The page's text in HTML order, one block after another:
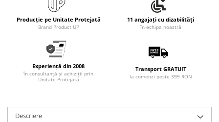
Curatenie si igiena
Produse Antibacteriene
Articole pentru baie
Articole pentru bucatarie
Maturi, mopuri si galeti
Hartie igienica, prosoape hartie si
geamuri, mobila
Producție pe Unitate Protejată
Brand Product UP
11 angajați cu dizabilități
în echipa noastră
Experiență din 2008
în consultanță și achiziții prin
Unitate Protejată
Transport GRATUIT
la comenzi peste 399 RON
Descriere